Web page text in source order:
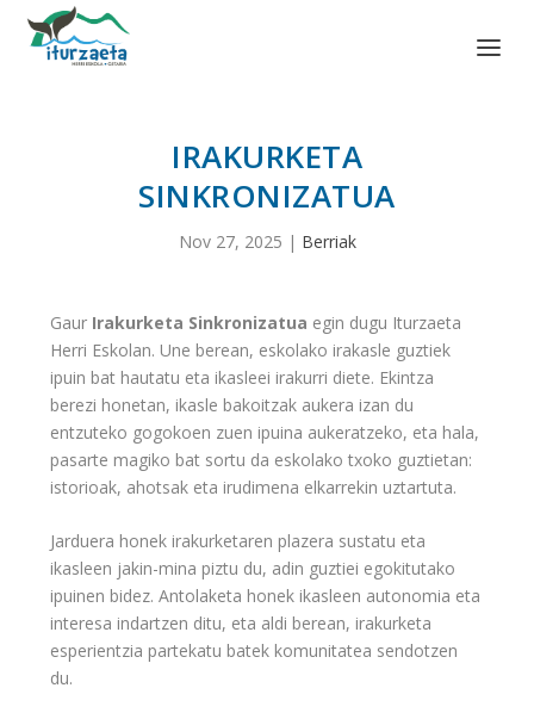
IRAKURKETA
SINKRONIZATUA
Nov 27, 2025 | Berriak
Gaur Irakurketa Sinkronizatua egin dugu Iturzaeta
Herri Eskolan. Une berean, eskolako irakasle guztiek
ipuin bat hautatu eta ikasleei irakurri diete. Ekintza
berezi honetan, ikasle bakoitzak aukera izan du
entzuteko gogokoen zuen ipuina aukeratzeko, eta hala,
pasarte magiko bat sortu da eskolako txoko guztietan:
istorioak, ahotsak eta irudimena elkarrekin uztartuta.
Jarduera honek irakurketaren plazera sustatu eta
ikasleen jakin-mina piztu du, adin guztiei egokitutako
ipuinen bidez. Antolaketa honek ikasleen autonomia eta
interesa indartzen ditu, eta aldi berean, irakurketa
esperientzia partekatu batek komunitatea sendotzen
du.